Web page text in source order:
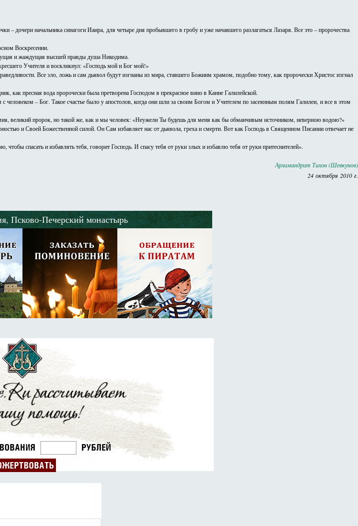
дочери начальника синагоги Иаира, для четыре дня пробывшего в гробу и уже начавшего разлагаться Лазаря. Все это – пророчества
Воскресении.
и жаждущая высшей правды душа Никодима.
Учителя и воскликнул: «Господь мой и Бог мой!»
Все зло, ложь и сам дьявол будут изгнаны из мира, ставшего Божиим храмом, подобно тому, как пророчески Христос изгнал
как пресная вода пророчески была претворена Господом в прекрасное вино в Канне Галилейской.
человеком – Бог. Такое счастье было у апостолов, когда они шли за своим Богом и Учителем по засеянным полям Галилеи, и все в этом
великий пророк, но такой же, как и мы человек: «Неужели Ты будешь для меня как бы обманчивым источником, неверною водою?»
и Своей Божественной силой. Он Сам избавляет нас от дьявола, греха и смерти. Вот как Господь в Священном Писании отвечает не
спасать и избавлять тебя, говорит Господь. И спасу тебя от руки злых и избавлю тебя от руки притеснителей».
Архимандрит Тихон (Шевкунов)
24 октября 2010 г.
Псково-Печерский монастырь